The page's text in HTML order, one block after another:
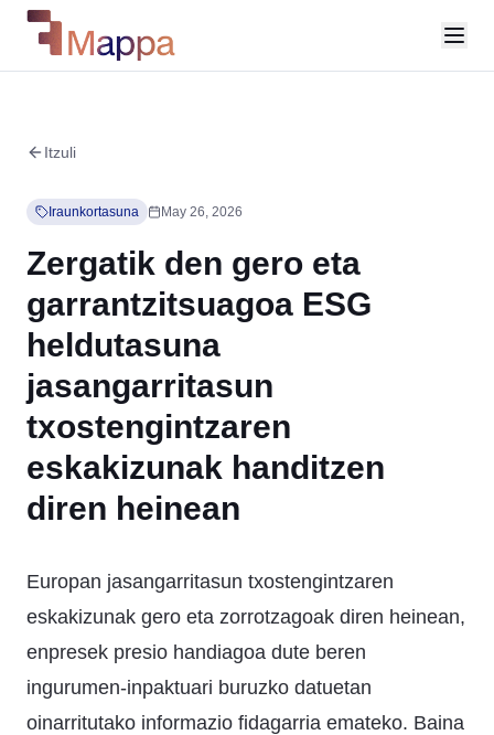
Itzuli
Iraunkortasuna May 26, 2026
Zergatik den gero eta
garrantzitsuagoa ESG
heldutasuna
jasangarritasun
txostengintzaren
eskakizunak handitzen
diren heinean
Europan jasangarritasun txostengintzaren
eskakizunak gero eta zorrotzagoak diren heinean,
enpresek presio handiagoa dute beren
ingurumen-inpaktuari buruzko datuetan
oinarritutako informazio fidagarria emateko. Baina